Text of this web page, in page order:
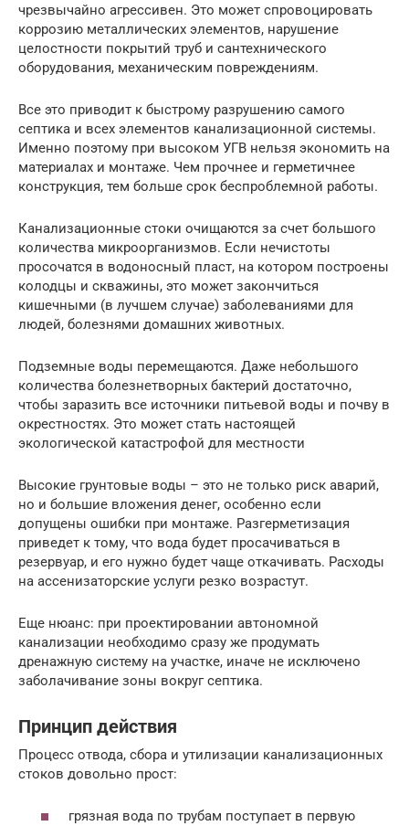
чрезвычайно агрессивен. Это может спровоцировать
коррозию металлических элементов, нарушение
целостности покрытий труб и сантехнического
оборудования, механическим повреждениям.
Все это приводит к быстрому разрушению самого
септика и всех элементов канализационной системы.
Именно поэтому при высоком УГВ нельзя экономить на
материалах и монтаже. Чем прочнее и герметичнее
конструкция, тем больше срок беспроблемной работы.
Канализационные стоки очищаются за счет большого
количества микроорганизмов. Если нечистоты
просочатся в водоносный пласт, на котором построены
колодцы и скважины, это может закончиться
кишечными (в лучшем случае) заболеваниями для
людей, болезнями домашних животных.
Подземные воды перемещаются. Даже небольшого
количества болезнетворных бактерий достаточно,
чтобы заразить все источники питьевой воды и почву в
окрестностях. Это может стать настоящей
экологической катастрофой для местности
Высокие грунтовые воды – это не только риск аварий,
но и большие вложения денег, особенно если
допущены ошибки при монтаже. Разгерметизация
приведет к тому, что вода будет просачиваться в
резервуар, и его нужно будет чаще откачивать. Расходы
на ассенизаторские услуги резко возрастут.
Еще нюанс: при проектировании автономной
канализации необходимо сразу же продумать
дренажную систему на участке, иначе не исключено
заболачивание зоны вокруг септика.
Принцип действия
Процесс отвода, сбора и утилизации канализационных
стоков довольно прост:
грязная вода по трубам поступает в первую